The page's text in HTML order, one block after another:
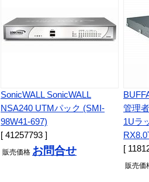
SonicWALL SonicWALL
NSA240 UTMパック (SMI-
98W41-697)
[ 41257793 ]
販売価格 お問合せ
管理
1Uラ
[
販売価